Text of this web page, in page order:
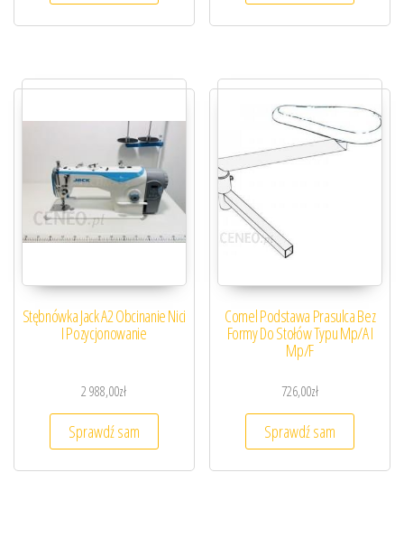
Stębnówka Jack A2 Obcinanie Nici
I Pozycjonowanie
2 988,00zł
Sprawdź sam
Comel Podstawa Prasulca Bez
Formy Do Stołów Typu Mp/A I
Mp/F
726,00zł
Sprawdź sam